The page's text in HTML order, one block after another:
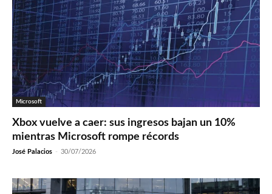
Microsoft
Xbox vuelve a caer: sus ingresos bajan un 10%
mientras Microsoft rompe récords
José Palacios - 30/07/2026